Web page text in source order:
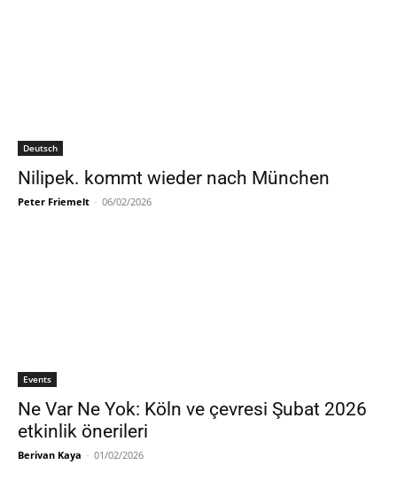
Deutsch
Nilipek. kommt wieder nach München
Peter Friemelt - 06/02/2026
Events
Ne Var Ne Yok: Köln ve çevresi Şubat 2026
etkinlik önerileri
Berivan Kaya - 01/02/2026